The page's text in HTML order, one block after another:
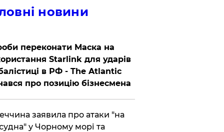
новини
переконати Маска на
Starlink для ударів
в РФ - The Atlantic
про позицію бізнесмена
заявила про атаки "на
судна" у Чорному морі та